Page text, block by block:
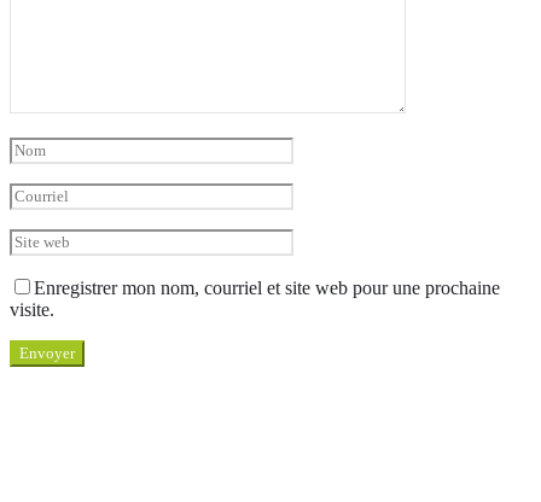
Enregistrer mon nom, courriel et site web pour une prochaine
visite.